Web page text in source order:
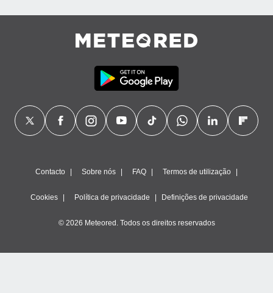
Contacto Sobre nós FAQ Termos de utilização
Cookies Política de privacidade Definições de privacidade
© 2026 Meteored. Todos os direitos reservados